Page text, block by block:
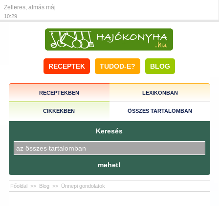
Zelleres, almás máj
10:29
RECEPTEK TUDOD-E? BLOG
RECEPTEKBEN LEXIKONBAN
CIKKEKBEN ÖSSZES TARTALOMBAN
Keresés
mehet!
Főoldal >> Blog >> Ünnepi gondolatok